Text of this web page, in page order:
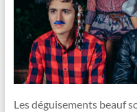
Les déguisements beauf